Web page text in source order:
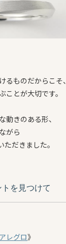
るものだからこそ、
ことが大切です。
動きのある形、
がら
だきました。
を見つけて
アレグロ》